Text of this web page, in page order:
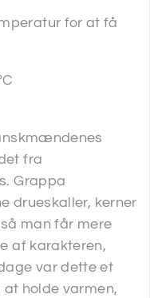
for at få
fra
Grappa
drueskaller, kerner
man får mere
af karakteren,
var dette et
holde varmen,